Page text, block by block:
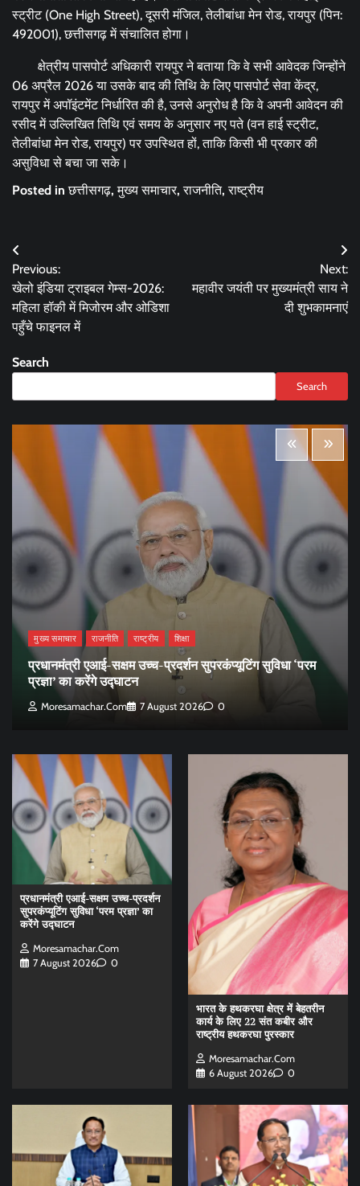
स्ट्रीट (One High Street), दूसरी मंजिल, तेलीबांधा मेन रोड, रायपुर (पिन:
492001), छत्तीसगढ़ में संचालित होगा।
क्षेत्रीय पासपोर्ट अधिकारी रायपुर ने बताया कि वे सभी आवेदक जिन्होंने
06 अप्रैल 2026 या उसके बाद की तिथि के लिए पासपोर्ट सेवा केंद्र,
रायपुर में अपॉइंटमेंट निर्धारित की है, उनसे अनुरोध है कि वे अपनी आवेदन की
रसीद में उल्लिखित तिथि एवं समय के अनुसार नए पते (वन हाई स्ट्रीट,
तेलीबांधा मेन रोड, रायपुर) पर उपस्थित हों, ताकि किसी भी प्रकार की
असुविधा से बचा जा सके।
Posted inछत्तीसगढ़,मुख्य समाचार,राजनीति,राष्ट्रीय
Post
navigation
Previous:
खेलो इंडिया ट्राइबल गेम्स-2026:
महिला हॉकी में मिजोरम और ओडिशा
पहुँचे फाइनल में
Next:
महावीर जयंती पर मुख्यमंत्री साय ने
दी शुभकामनाएं
Search
Search
मुख्य समाचार राजनीति राष्ट्रीय शिक्षा
प्रधानमंत्री एआई-सक्षम उच्च-प्रदर्शन सुपरकंप्यूटिंग सुविधा ‘परम
प्रज्ञा’ का करेंगे उद्घाटन
Moresamachar.com 7 August 2026 0
प्रधानमंत्री एआई-सक्षम उच्च-प्रदर्शन
सुपरकंप्यूटिंग सुविधा ‘परम प्रज्ञा’ का
करेंगे उद्घाटन
Moresamachar.com
7 August 2026
0
भारत के हथकरघा क्षेत्र में बेहतरीन
कार्य के लिए 22 संत कबीर और
राष्ट्रीय हथकरघा पुरस्कार
Moresamachar.com
6 August 2026
0